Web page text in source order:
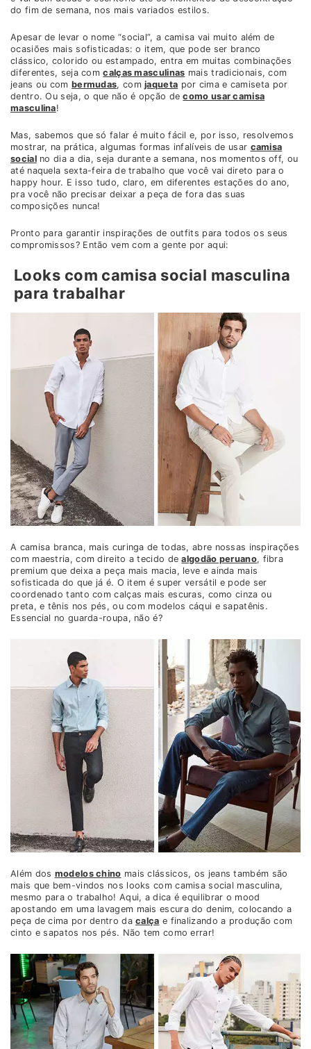
do fim de semana, nos mais variados estilos.
Apesar de levar o nome “social”, a camisa vai muito além de
ocasiões mais sofisticadas: o item, que pode ser branco
clássico, colorido ou estampado, entra em muitas combinações
diferentes, seja comcalças masculinas mais tradicionais, com
jeans ou com bermudas, comjaqueta por cima e camiseta por
dentro. Ou seja, o que não é opção decomo usar camisa
masculina!
Mas, sabemos que só falar é muito fácil e, por isso, resolvemos
mostrar, na prática, algumas formas infalíveis de usar camisa
socialno dia a dia, seja durante a semana, nos momentos off, ou
até naquela sexta-feira de trabalho que você vai direto para o
happy hour. E isso tudo, claro, em diferentes estações do ano,
pra você não precisar deixar a peça de fora das suas
composições nunca!
Pronto para garantir inspirações de outfits para todos os seus
compromissos? Então vem com a gente por aqui:
Looks com camisa social masculina
para trabalhar
A camisa branca, mais curinga de todas, abre nossas inspirações
com maestria, com direito a tecido dealgodão peruano, fibra
premium que deixa a peça mais macia, leve e ainda mais
sofisticada do que já é. O item é super versátil e pode ser
coordenado tanto com calças mais escuras, como cinza ou
preta, e tênis nos pés, ou com modelos cáqui e sapatênis.
Essencial no guarda-roupa, não é?
Além dos modelos chino mais clássicos, os jeans também são
mais que bem-vindos nos looks com camisa social masculina,
mesmo para o trabalho! Aqui, a dica é equilibrar o mood
apostando em uma lavagem mais escura do denim, colocando a
peça de cima por dentro dacalça e finalizando a produção com
cinto e sapatos nos pés. Não tem como errar!